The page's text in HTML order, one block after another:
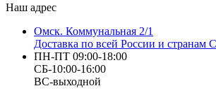
Наш адрес
Омск. Коммунальная 2/1
Доставка по всей России и странам
ПН-ПТ 09:00-18:00
СБ-10:00-16:00
ВС-выходной